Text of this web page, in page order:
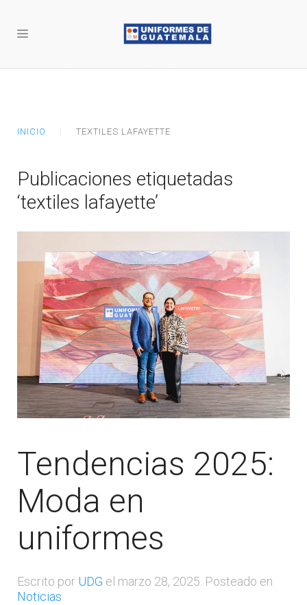
INICIO TEXTILES LAFAYETTE
Publicaciones etiquetadas
‘textiles lafayette’
Tendencias 2025:
Moda en
uniformes
Escrito por UDG el marzo 28, 2025 . Posteado en
Noticias